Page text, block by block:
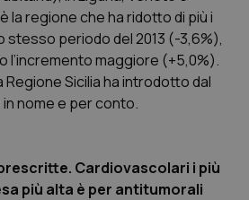
& Testa Collo
la regione che ha ridotto di più i
stesso periodo del 2013 (-3,6%),
l’incremento maggiore (+5,0%).
Regione Sicilia ha introdotto dal
nome e per conto.
Cardiovascolari i più
più alta è per antitumorali